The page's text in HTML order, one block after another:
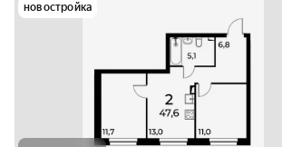
новостройка